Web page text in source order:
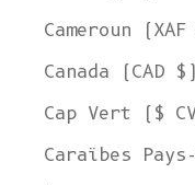
Cameroun (XAF
Canada (CAD $)
Cap Vert ($
Caraïbes